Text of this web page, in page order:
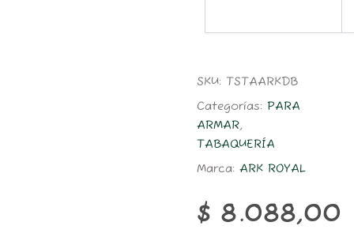
SKU: TSTAARKDB
Categorías:PARA
ARMAR,
TABAQUERÍA
Marca:ARK ROYAL
$ 8.088,00